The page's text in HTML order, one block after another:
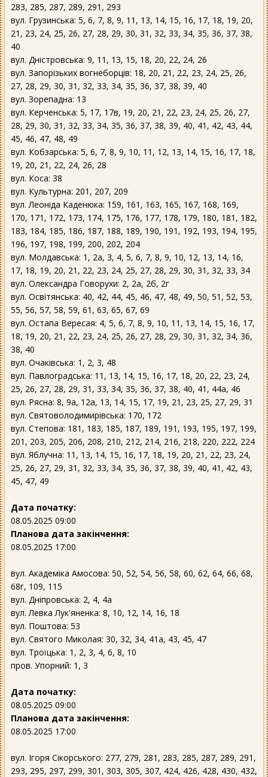
283, 285, 287, 289, 291, 293
вул. Грузинська: 5, 6, 7, 8, 9, 11, 13, 14, 15, 16, 17, 18, 19, 20,
21, 23, 24, 25, 26, 27, 28, 29, 30, 31, 32, 33, 34, 35, 36, 37, 38,
40
вул. Дністровська: 9, 11, 13, 15, 18, 20, 22, 24, 26
вул. Запорізьких вогнеборців: 18, 20, 21, 22, 23, 24, 25, 26,
27, 28, 29, 30, 31, 32, 33, 34, 35, 36, 37, 38, 39, 40
вул. Зорепадна: 13
вул. Керченська: 5, 17, 17в, 19, 20, 21, 22, 23, 24, 25, 26, 27,
28, 29, 30, 31, 32, 33, 34, 35, 36, 37, 38, 39, 40, 41, 42, 43, 44,
45, 46, 47, 48, 49
вул. Кобзарська: 5, 6, 7, 8, 9, 10, 11, 12, 13, 14, 15, 16, 17, 18,
19, 20, 21, 22, 24, 26, 28
вул. Коса: 38
вул. Культурна: 201, 207, 209
вул. Леоніда Каденюка: 159, 161, 163, 165, 167, 168, 169,
170, 171, 172, 173, 174, 175, 176, 177, 178, 179, 180, 181, 182,
183, 184, 185, 186, 187, 188, 189, 190, 191, 192, 193, 194, 195,
196, 197, 198, 199, 200, 202, 204
вул. Молдавська: 1, 2а, 3, 4, 5, 6, 7, 8, 9, 10, 12, 13, 14, 16,
17, 18, 19, 20, 21, 22, 23, 24, 25, 27, 28, 29, 30, 31, 32, 33, 34
вул. Олександра Говорухи: 2, 2а, 2б, 2г
вул. Освітянська: 40, 42, 44, 45, 46, 47, 48, 49, 50, 51, 52, 53,
55, 56, 57, 58, 59, 61, 63, 65, 67, 69
вул. Остапа Вересая: 4, 5, 6, 7, 8, 9, 10, 11, 13, 14, 15, 16, 17,
18, 19, 20, 21, 22, 23, 24, 25, 26, 27, 28, 29, 30, 31, 32, 34, 36,
38, 40
вул. Очаківська: 1, 2, 3, 48
вул. Павлоградська: 11, 13, 14, 15, 16, 17, 18, 20, 22, 23, 24,
25, 26, 27, 28, 29, 31, 33, 34, 35, 36, 37, 38, 40, 41, 44а, 46
вул. Рясна: 8, 9а, 12а, 13, 14, 15, 17, 19, 21, 23, 25, 27, 29, 31
вул. Святоволодимирівська: 170, 172
вул. Степова: 181, 183, 185, 187, 189, 191, 193, 195, 197, 199,
201, 203, 205, 206, 208, 210, 212, 214, 216, 218, 220, 222, 224
вул. Яблучна: 11, 13, 14, 15, 16, 17, 18, 19, 20, 21, 22, 23, 24,
25, 26, 27, 29, 31, 32, 33, 34, 35, 36, 37, 38, 39, 40, 41, 42, 43,
45, 47, 49
Дата початку:
08.05.2025 09:00
Планова дата закінчення:
08.05.2025 17:00
вул. Академіка Амосова: 50, 52, 54, 56, 58, 60, 62, 64, 66, 68,
68г, 109, 115
вул. Дніпровська: 2, 4, 4а
вул. Левка Лук'яненка: 8, 10, 12, 14, 16, 18
вул. Поштова: 53
вул. Святого Миколая: 30, 32, 34, 41а, 43, 45, 47
вул. Троїцька: 1, 2, 3, 4, 6, 8, 10
пров. Упорний: 1, 3
Дата початку:
08.05.2025 09:00
Планова дата закінчення:
08.05.2025 17:00
вул. Ігоря Сікорського: 277, 279, 281, 283, 285, 287, 289, 291,
293, 295, 297, 299, 301, 303, 305, 307, 424, 426, 428, 430, 432,